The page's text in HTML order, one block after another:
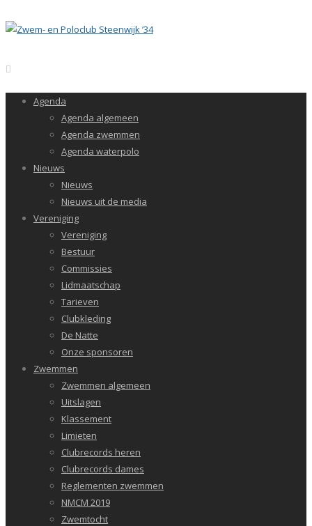
Agenda
Agenda algemeen
Agenda zwemmen
Agenda waterpolo
Nieuws
Nieuws
Nieuws uit de media
Vereniging
Vereniging
Bestuur
Commissies
Lidmaatschap
Tarieven
Clubkleding
De Natte
Onze sponsoren
Zwemmen
Zwemmen algemeen
Uitslagen
Klassement
Limieten
Clubrecords heren
Clubrecords dames
Reglementen zwemmen
NMCM 2019
Zwemtocht